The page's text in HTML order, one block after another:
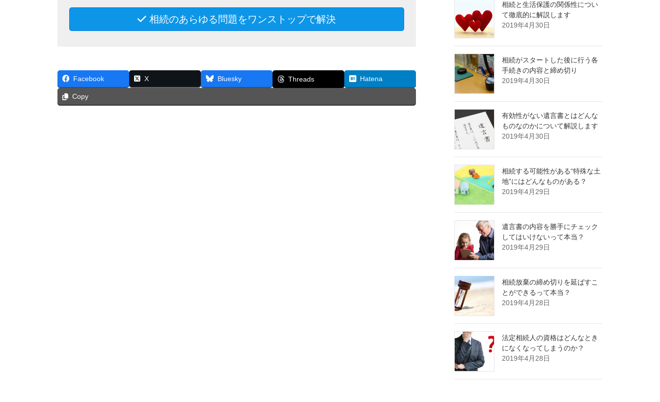
相続のあらゆる問題をワンストップで解決
Facebook X Bluesky Threads Hatena
Copy
相続と生活保護の関係性につい
て徹底的に解説します
2019年4月30日
相続がスタートした後に行う各
手続きの内容と締め切り
2019年4月30日
有効性がない遺言書とはどんな
ものなのかについて解説します
2019年4月30日
相続する可能性がある“特殊な土
地”にはどんなものがある？
2019年4月29日
遺言書の内容を勝手にチェック
してはいけないって本当？
2019年4月29日
相続放棄の締め切りを延ばすこ
とができるって本当？
2019年4月28日
法定相続人の資格はどんなとき
になくなってしまうのか？
2019年4月28日